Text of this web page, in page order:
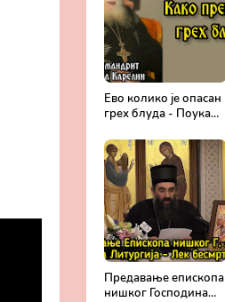
Ево колико је опасан
грех блуда - Поука
Рафаила Карелина
Предавање епископа
нишког Господина